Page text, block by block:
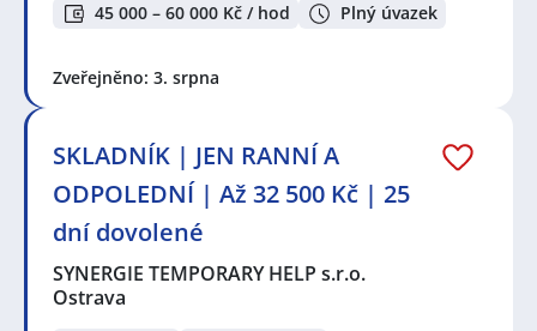
45 000 – 60 000 Kč / hod Plný úvazek
Zveřejněno: 3. srpna
SKLADNÍK | JEN RANNÍ A
ODPOLEDNÍ | Až 32 500 Kč | 25
dní dovolené
SYNERGIE TEMPORARY HELP s.r.o.
Ostrava